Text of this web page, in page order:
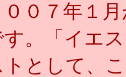
００７年１
す。「イエ
トとして、